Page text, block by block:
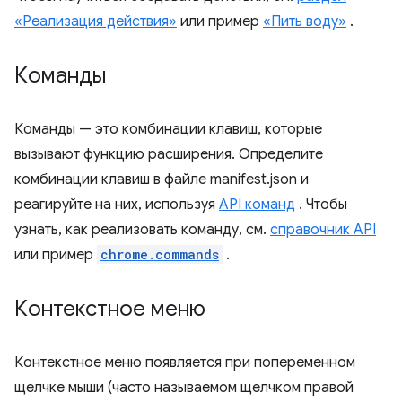
«Реализация действия» или пример «Пить воду» .
Команды
Команды — это комбинации клавиш, которые
вызывают функцию расширения. Определите
комбинации клавиш в файле manifest.json и
реагируйте на них, используя API команд . Чтобы
узнать, как реализовать команду, см. справочник API
или пример chrome.commands .
Контекстное меню
Контекстное меню появляется при попеременном
щелчке мыши (часто называемом щелчком правой